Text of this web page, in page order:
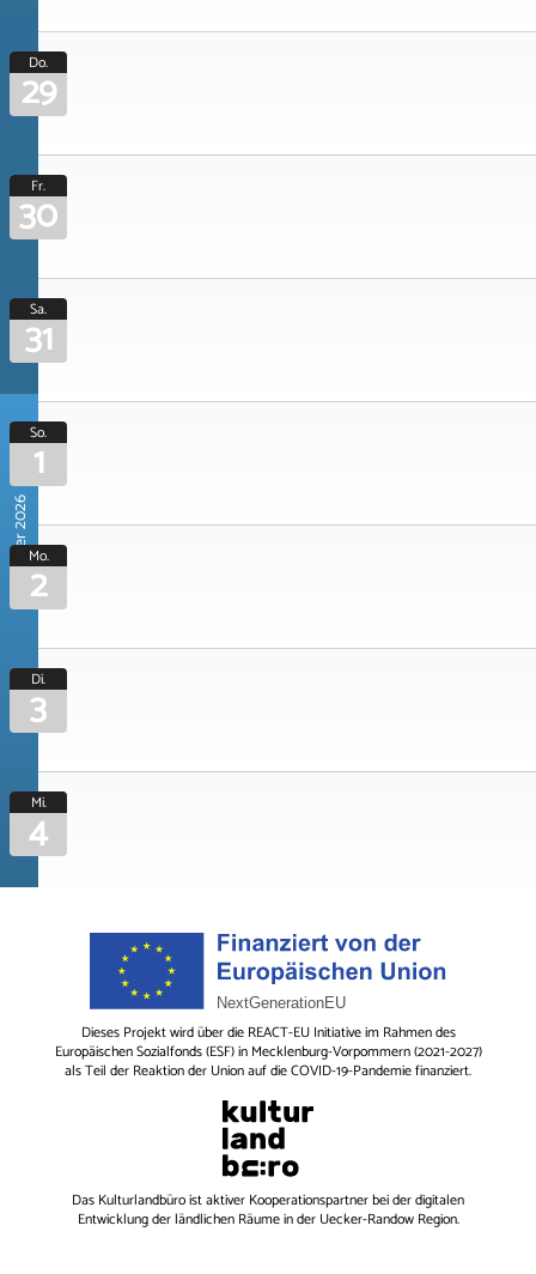
Do.
29
Fr.
30
Sa.
31
November 2026
So.
1
Mo.
2
Di.
3
Mi.
4
Dieses Projekt wird über die REACT-EU Initiative im Rahmen des
Europäischen Sozialfonds (ESF) in Mecklenburg-Vorpommern (2021-2027)
als Teil der Reaktion der Union auf die COVID-19-Pandemie finanziert.
Das Kulturlandbüroist aktiver Kooperationspartner bei der digitalen
Entwicklung der ländlichen Räume in der Uecker-Randow Region.